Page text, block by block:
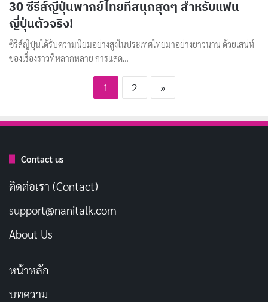
30 ซีรีส์ญี่ปุ่นพากย์ไทยที่สนุกสุดๆ สำหรับแฟน
ญี่ปุ่นตัวจริง!
ซีรีส์ญี่ปุ่นได้รับความนิยมอย่างสูงในประเทศไทยมาอย่างยาวนาน ด้วยเสน่ห์
ของเรื่องราวที่หลากหลาย การแสด…
1 2 »
Contact us
ติดต่อเรา (Contact)
support@nanitalk.com
About Us
หน้าหลัก
บทความ